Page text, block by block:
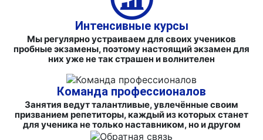
Интенсивные курсы
Мы регулярно устраиваем для своих учеников
пробные экзамены, поэтому настоящий экзамен для
них уже не так страшен и волнителен
Команда профессионалов
Занятия ведут талантливые, увлечённые своим
призванием репетиторы, каждый из которых станет
для ученика не только наставником, но и другом